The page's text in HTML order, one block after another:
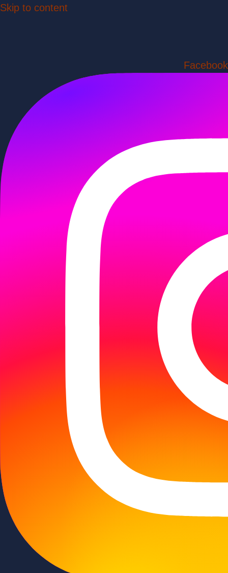
Skip to content
Facebook